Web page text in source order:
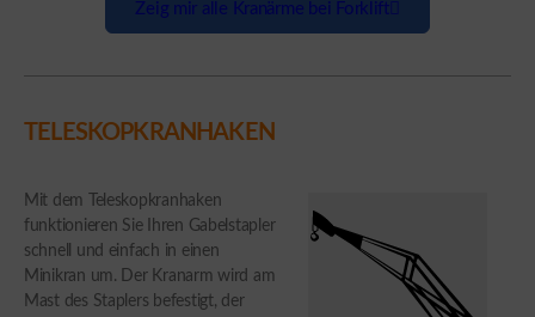
Zeig mir alle Kranärme bei Forklift
TELESKOPKRANHAKEN
Mit dem Teleskopkranhaken
funktionieren Sie Ihren Gabelstapler
schnell und einfach in einen
Minikran um. Der Kranarm wird am
Mast des Staplers befestigt, der